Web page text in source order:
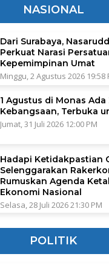
NASIONAL
Dari Surabaya,
Perkuat Narasi
Kepemimpinan Umat
Minggu, 2 Agustus 2026 19:58
1 Agustus di Monas
Kebangsaan, Terbuka
Jumat, 31 Juli 2026 12:00 PM
Hadapi Ketidakpastian
Selenggarakan
Rumuskan Agenda
Ekonomi Nasional
Selasa, 28 Juli 2026 21:30 PM
POLITIK